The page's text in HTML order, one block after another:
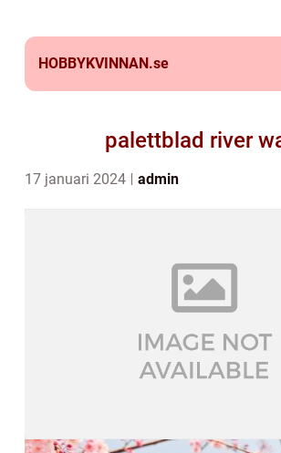
HOBBYKVINNAN.se
palettblad river
17 januari 2024 admin